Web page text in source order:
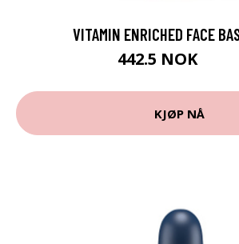
VITAMIN ENRICHED FACE
442.5 NOK
KJØP NÅ